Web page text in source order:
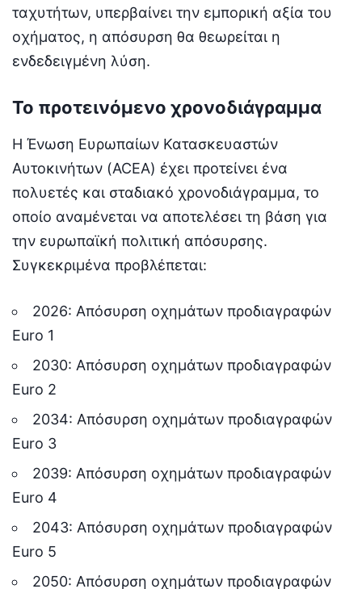
ταχυτήτων, υπερβαίνει την εμπορική αξία του
οχήματος, η απόσυρση θα θεωρείται η
ενδεδειγμένη λύση.
Το προτεινόμενο χρονοδιάγραμμα
Η Ένωση Ευρωπαίων Κατασκευαστών
Αυτοκινήτων (ACEA) έχει προτείνει ένα
πολυετές και σταδιακό χρονοδιάγραμμα, το
οποίο αναμένεται να αποτελέσει τη βάση για
την ευρωπαϊκή πολιτική απόσυρσης.
Συγκεκριμένα προβλέπεται:
2026: Απόσυρση οχημάτων προδιαγραφών
Euro 1
2030: Απόσυρση οχημάτων προδιαγραφών
Euro 2
2034: Απόσυρση οχημάτων προδιαγραφών
Euro 3
2039: Απόσυρση οχημάτων προδιαγραφών
Euro 4
2043: Απόσυρση οχημάτων προδιαγραφών
Euro 5
2050: Απόσυρση οχημάτων προδιαγραφών